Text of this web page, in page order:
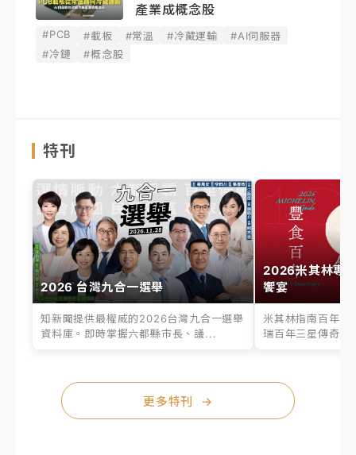
產業成概念股
#PCB #載板 #常溫 #冷藏運輸
#AI伺服器
#冷鏈
#概念股
特刊
2026 台灣九合一選舉
知新聞提供最權威的2026台灣九合一選舉
資料庫。即時掌握六都縣市長、議...
2026米其林專
饗宴
米其林指南百年之
瑞百年三星傳奇、
更多特刊 →